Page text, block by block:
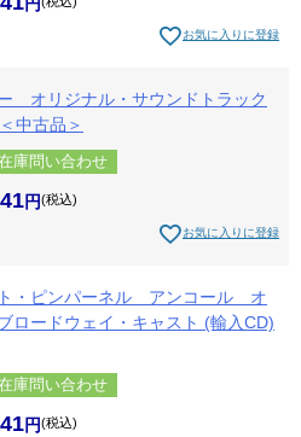
お気に入りに登録
オリジナル・サウンドトラック
中古品＞
庫問い合わせ
税込
お気に入りに登録
・ピンパーネル アンコール オ
ロードウェイ・キャスト (輸入CD)
庫問い合わせ
税込